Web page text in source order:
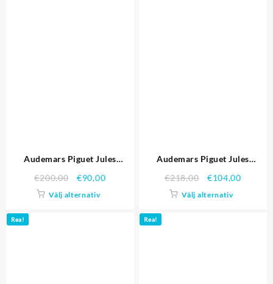
Audemars Piguet Jules
3399
€200,00 €90,00
Välj alternativ
Audemars Piguet Jules
3373
€218,00 €104,00
Välj alternativ
Rea! Rea!